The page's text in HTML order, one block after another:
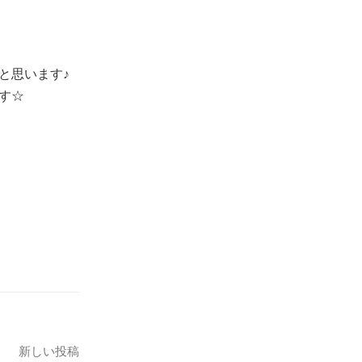
思います♪
す☆
新しい投稿